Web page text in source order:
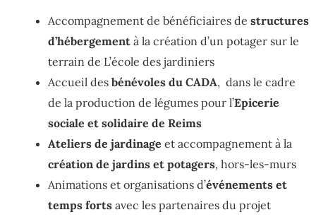
Accompagnement de bénéficiaires de structures
d’hébergement à la création d’un potager sur le
terrain de L’école des jardiniers
Accueil des bénévoles du CADA, dans le cadre
de la production de légumes pour l’Epicerie
sociale et solidaire de Reims
Ateliers de jardinage et accompagnement à la
création de jardins et potagers, hors-les-murs
Animations et organisations d’événements et
temps forts avec les partenaires du projet